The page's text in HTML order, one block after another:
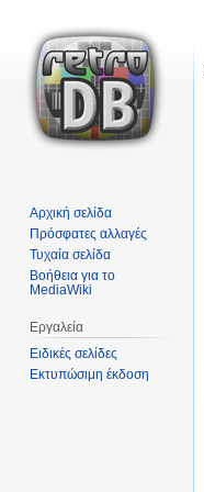
Αρχική σελίδα
Πρόσφατες αλλαγές
Τυχαία σελίδα
Βοήθεια για το
MediaWiki
Εργαλεία
Ειδικές σελίδες
Εκτυπώσιμη έκδοση